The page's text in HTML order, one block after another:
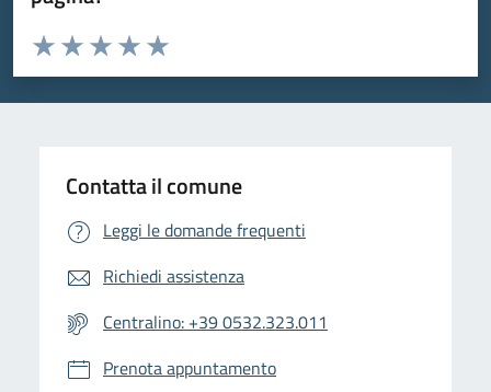
Valuta da 1 a 5 stelle la pagina
Valuta 5 stelle su 5
Valuta 4 stelle su 5
Valuta 3 stelle su 5
Valuta 2 stelle su 5
Valuta 1 stelle su 5
Contatta il comune
Leggi le domande frequenti
Richiedi assistenza
Centralino: +39 0532.323.011
Prenota appuntamento